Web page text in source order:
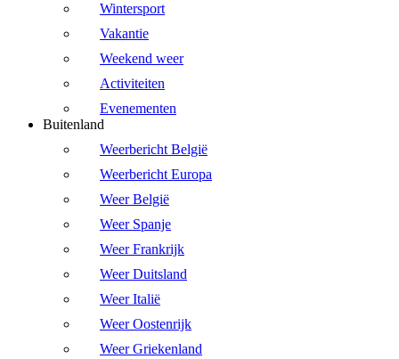
Wintersport
Vakantie
Weekend weer
Activiteiten
Evenementen
Buitenland
Weerbericht België
Weerbericht Europa
Weer België
Weer Spanje
Weer Frankrijk
Weer Duitsland
Weer Italië
Weer Oostenrijk
Weer Griekenland